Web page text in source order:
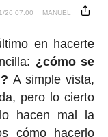
26 07:00 MANUEL
en hacerte
¿cómo se
A simple vista,
pero lo cierto
hacen mal la
cómo hacerlo